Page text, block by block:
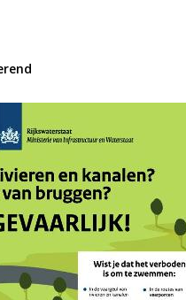
Polderpartij